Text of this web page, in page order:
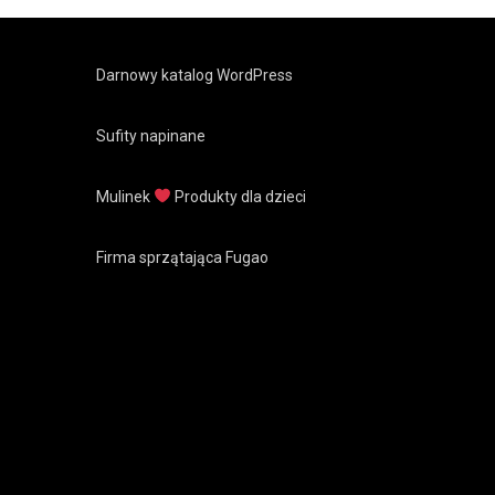
Darnowy katalog WordPress
Sufity napinane
Mulinek Produkty dla dzieci
Firma sprzątająca Fugao